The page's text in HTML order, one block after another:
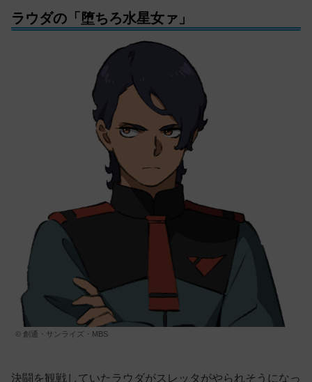
ラウダの「堕ちろ水星女ァ」
© 創通・サンライズ・MBS
決闘を観戦していたラウダがスレッタがやられそうになっ